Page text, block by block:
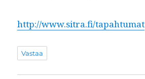
http://www.sitra.fi/tapahtumat
Vastaa